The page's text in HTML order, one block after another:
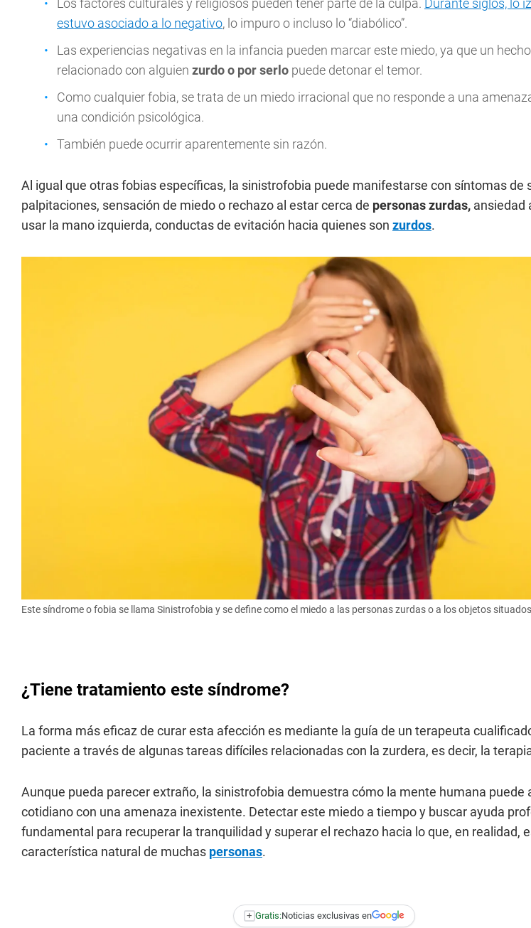
Los factores culturales y religiosos pueden tener parte de la culpa. Durante siglos, lo
estuvo asociado a lo negativo, lo impuro o incluso lo “diabólico”.
Las experiencias negativas en la infancia pueden marcar este miedo, ya que un
relacionado con alguien zurdo o por serlo puede detonar el temor.
Como cualquier fobia, se trata de un miedo irracional que no responde a una
una condición psicológica.
También puede ocurrir aparentemente sin razón.
Al igual que otras fobias específicas, la sinistrofobia puede manifestarse con síntomas de
palpitaciones, sensación de miedo o rechazo al estar cerca de personas zurdas, ansiedad
usar la mano izquierda, conductas de evitación hacia quienes son zurdos.
Este síndrome o fobia se llama Sinistrofobia y se define como el miedo a las personas zurdas o a los objetos
¿Tiene tratamiento este síndrome?
La forma más eficaz de curar esta afección es mediante la guía de un terapeuta
paciente a través de algunas tareas difíciles relacionadas con la zurdera, es decir, la
Aunque pueda parecer extraño, la sinistrofobia demuestra cómo la mente humana puede
cotidiano con una amenaza inexistente. Detectar este miedo a tiempo y buscar ayuda
fundamental para recuperar la tranquilidad y superar el rechazo hacia lo que, en realidad,
característica natural de muchas personas.
+ Gratis:Noticias exclusivas en